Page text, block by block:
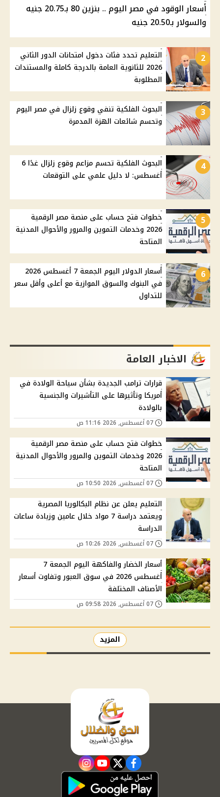
أسعار الوقود في مصر اليوم .. بنزين 80 بـ20.75 جنيه
والسولار بـ20.50 جنيه
2
التعليم تحدد فئات دخول امتحانات الدور الثاني
2026 للثانوية العامة بالدرجة كاملة والمستندات
المطلوبة
3
البحوث الفلكية تنفي وقوع زلزال في مصر اليوم
وتحسم شائعات الهزة المدمرة
4
البحوث الفلكية تحسم مزاعم وقوع زلزال غدًا 6
أغسطس: لا دليل علمي على التوقعات
5
خطوات فتح حساب على منصة مصر الرقمية
2026 وخدمات التموين والمرور والأحوال المدنية
المتاحة
6
أسعار الدولار اليوم الجمعة 7 أغسطس 2026
في البنوك والسوق الموازية مع أعلى وأقل سعر
للتداول
الاخبار العامة
قرارات ترامب الجديدة بشأن سياحة الولادة في
أمريكا وتأثيرها على التأشيرات والجنسية
بالولادة
خطوات فتح حساب على منصة مصر الرقمية
2026 وخدمات التموين والمرور والأحوال المدنية
المتاحة
التعليم يعلن عن نظام البكالوريا المصرية
ويعتمد دراسة 7 مواد خلال عامين وزيادة ساعات
الدراسة
أسعار الخضار والفاكهة اليوم الجمعة 7
أغسطس 2026 في سوق العبور وتفاوت أسعار
الأصناف المختلفة
المزيد
facebook
twitter
youtube
instagram